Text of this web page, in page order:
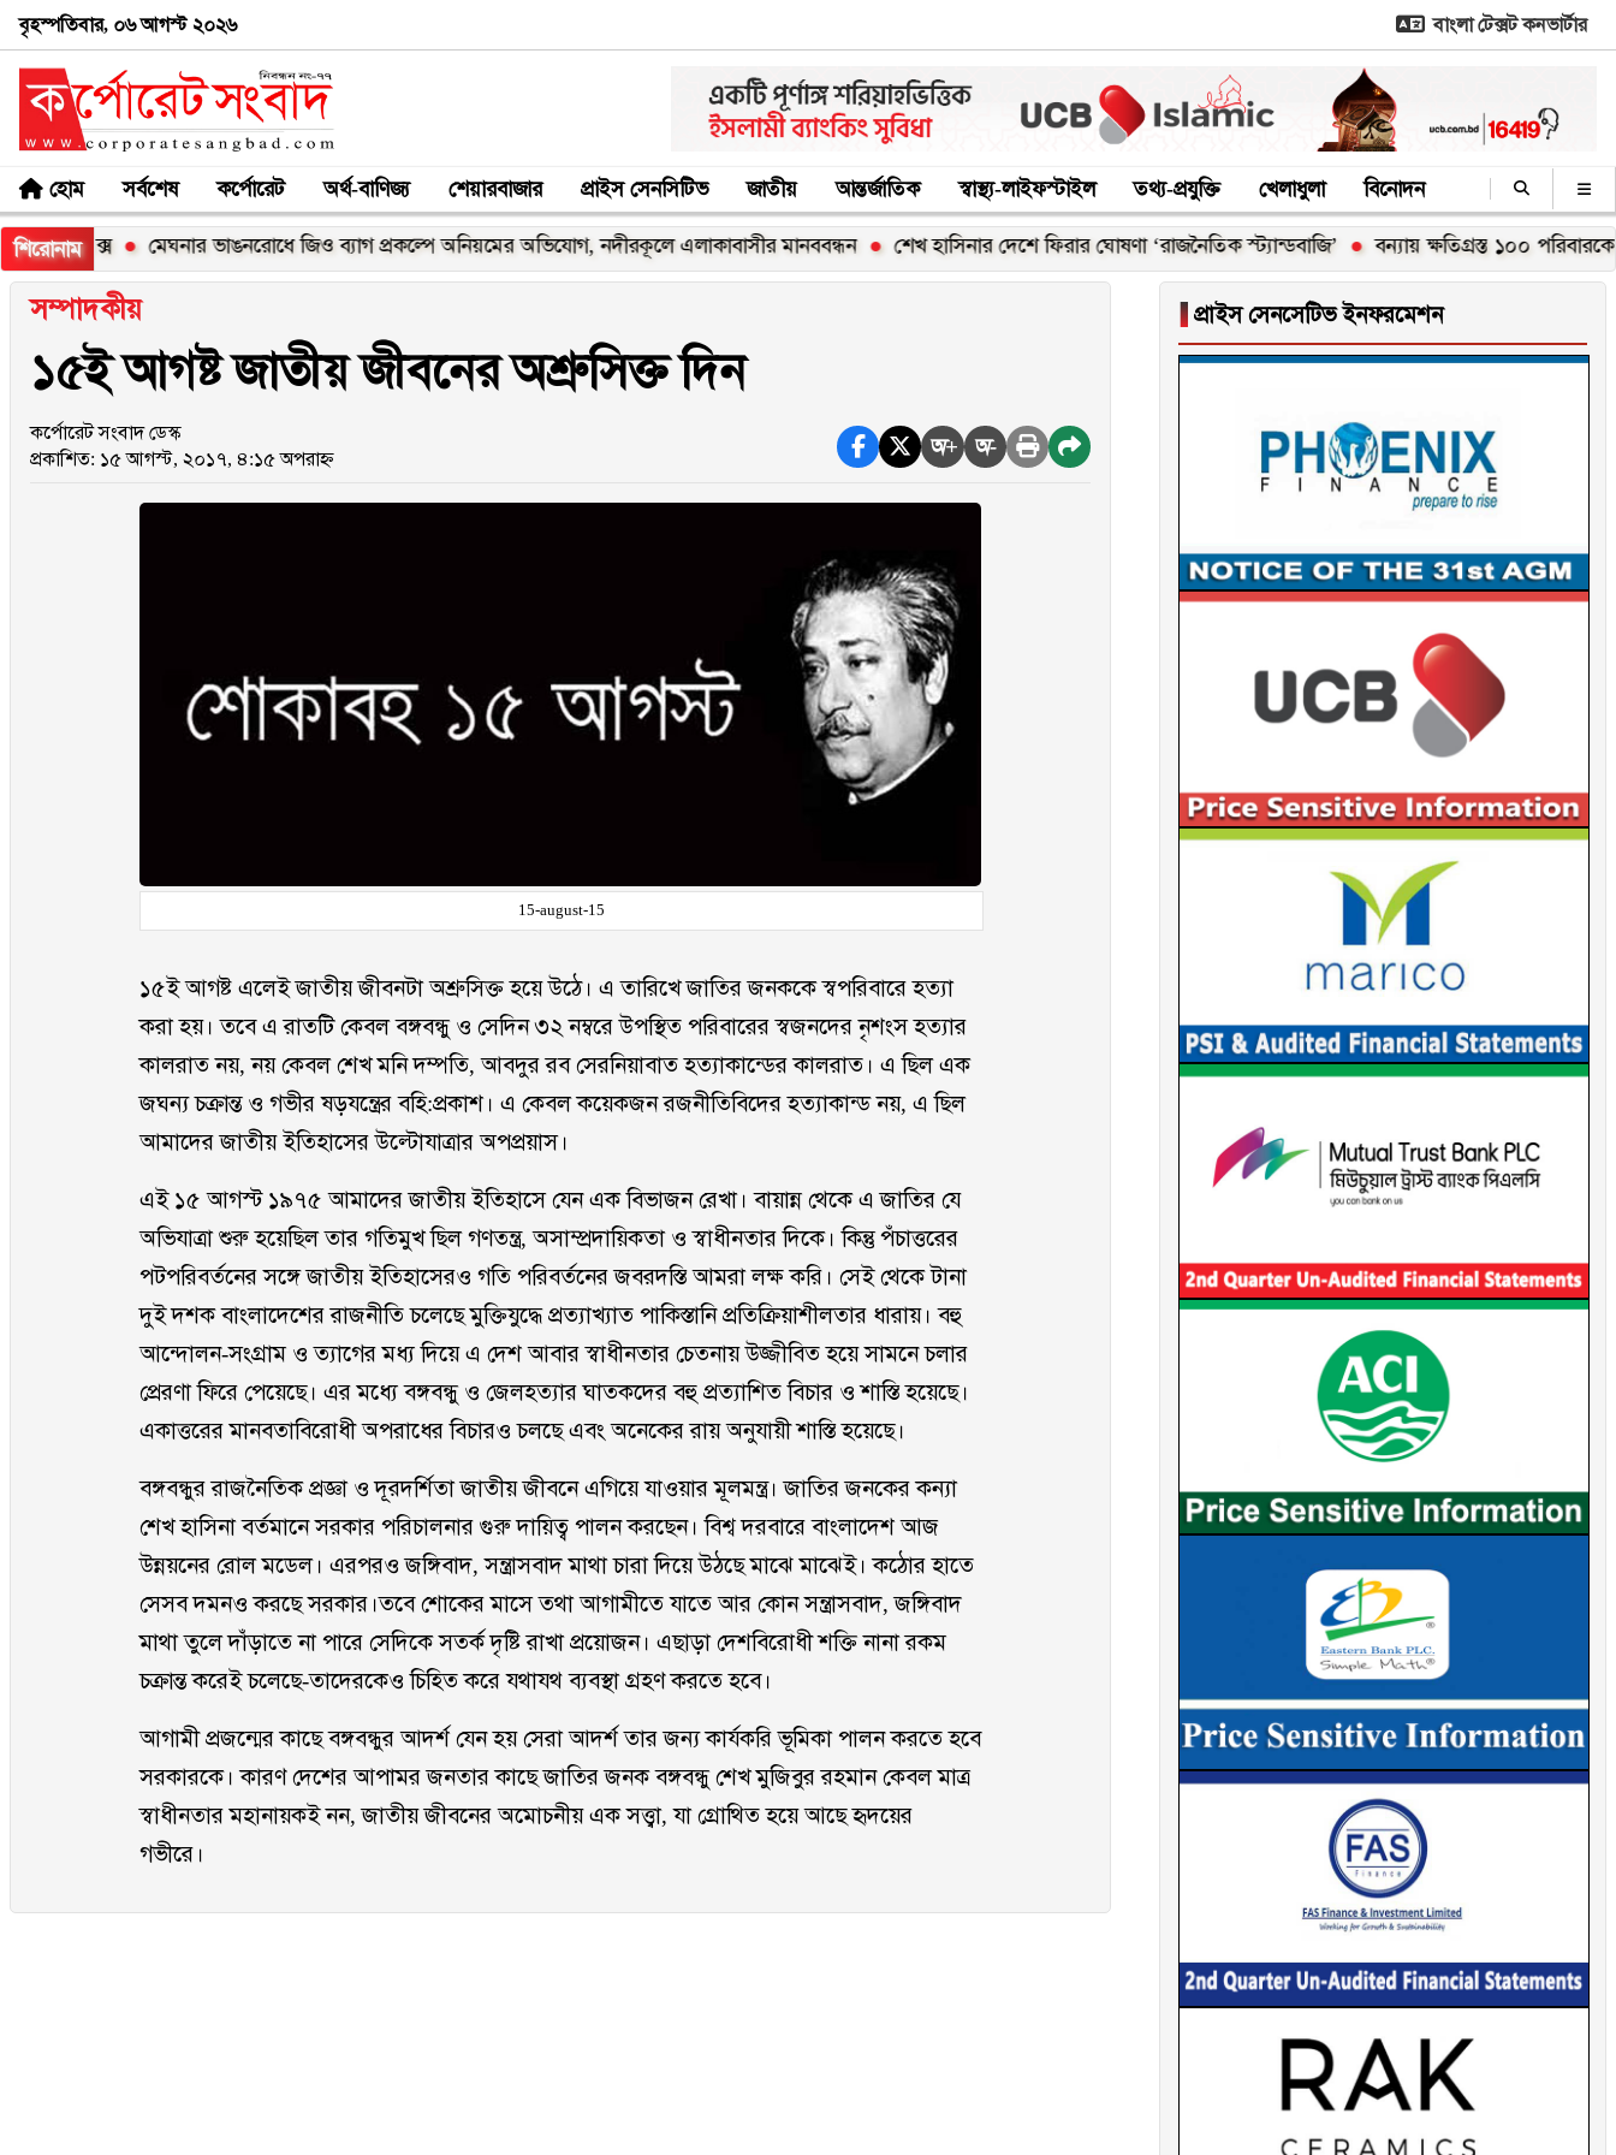
বৃহস্পতিবার, ০৬ আগস্ট ২০২৬ বাংলা টেক্সট কনভার্টার
হোম সর্বশেষ কর্পোরেট অর্থ-বাণিজ্য শেয়ারবাজার প্রাইস সেনসিটিভ জাতীয় আন্তর্জাতিক স্বাস্থ্য-লাইফস্টাইল তথ্য-প্রযুক্তি খেলাধুলা বিনোদন
শিরোনামমেঘনার ভাঙনরোধে জিও ব্যাগ প্রকল্পে অনিয়মের অভিযোগ, নদীরকূলে এলাকাবাসীর মানববন্ধন শেখ হাসিনার দেশে ফিরার ঘোষণা ‘রাজনৈতিক স্ট্যান্ডবাজি’ বন্যায় ক্ষতিগ্রস্ত ১০০ পরিবারকে নতুন ঘর
সম্পাদকীয়
১৫ই আগষ্ট জাতীয় জীবনের অশ্রুসিক্ত দিন
কর্পোরেট সংবাদ ডেস্ক
প্রকাশিত: ১৫ আগস্ট, ২০১৭, ৪:১৫ অপরাহ্ন
অ+ অ-
15-august-15
১৫ই আগষ্ট এলেই জাতীয় জীবনটা অশ্রুসিক্ত হয়ে উঠে। এ তারিখে জাতির জনককে স্বপরিবারে হত্যা
করা হয়। তবে এ রাতটি কেবল বঙ্গবন্ধু ও সেদিন ৩২ নম্বরে উপস্থিত পরিবারের স্বজনদের নৃশংস হত্যার
কালরাত নয়, নয় কেবল শেখ মনি দম্পতি, আবদুর রব সেরনিয়াবাত হত্যাকান্ডের কালরাত। এ ছিল এক
জঘন্য চক্রান্ত ও গভীর ষড়যন্ত্রের বহি:প্রকাশ। এ কেবল কয়েকজন রজনীতিবিদের হত্যাকান্ড নয়, এ ছিল
আমাদের জাতীয় ইতিহাসের উল্টোযাত্রার অপপ্রয়াস।
এই ১৫ আগস্ট ১৯৭৫ আমাদের জাতীয় ইতিহাসে যেন এক বিভাজন রেখা। বায়ান্ন থেকে এ জাতির যে
অভিযাত্রা শুরু হয়েছিল তার গতিমুখ ছিল গণতন্ত্র, অসাম্প্রদায়িকতা ও স্বাধীনতার দিকে। কিন্তু পঁচাত্তরের
পটপরিবর্তনের সঙ্গে জাতীয় ইতিহাসেরও গতি পরিবর্তনের জবরদস্তি আমরা লক্ষ করি। সেই থেকে টানা
দুই দশক বাংলাদেশের রাজনীতি চলেছে মুক্তিযুদ্ধে প্রত্যাখ্যাত পাকিস্তানি প্রতিক্রিয়াশীলতার ধারায়। বহু
আন্দোলন-সংগ্রাম ও ত্যাগের মধ্য দিয়ে এ দেশ আবার স্বাধীনতার চেতনায় উজ্জীবিত হয়ে সামনে চলার
প্রেরণা ফিরে পেয়েছে। এর মধ্যে বঙ্গবন্ধু ও জেলহত্যার ঘাতকদের বহু প্রত্যাশিত বিচার ও শাস্তি হয়েছে।
একাত্তরের মানবতাবিরোধী অপরাধের বিচারও চলছে এবং অনেকের রায় অনুযায়ী শাস্তি হয়েছে।
বঙ্গবন্ধুর রাজনৈতিক প্রজ্ঞা ও দূরদর্শিতা জাতীয় জীবনে এগিয়ে যাওয়ার মূলমন্ত্র। জাতির জনকের কন্যা
শেখ হাসিনা বর্তমানে সরকার পরিচালনার গুরু দায়িত্ব পালন করছেন। বিশ্ব দরবারে বাংলাদেশ আজ
উন্নয়নের রোল মডেল। এরপরও জঙ্গিবাদ, সন্ত্রাসবাদ মাথা চারা দিয়ে উঠছে মাঝে মাঝেই। কঠোর হাতে
সেসব দমনও করছে সরকার।তবে শোকের মাসে তথা আগামীতে যাতে আর কোন সন্ত্রাসবাদ, জঙ্গিবাদ
মাথা তুলে দাঁড়াতে না পারে সেদিকে সতর্ক দৃষ্টি রাখা প্রয়োজন। এছাড়া দেশবিরোধী শক্তি নানা রকম
চক্রান্ত করেই চলেছে-তাদেরকেও চিহ্তি করে যথাযথ ব্যবস্থা গ্রহণ করতে হবে।
আগামী প্রজন্মের কাছে বঙ্গবন্ধুর আদর্শ যেন হয় সেরা আদর্শ তার জন্য কার্যকরি ভূমিকা পালন করতে হবে
সরকারকে। কারণ দেশের আপামর জনতার কাছে জাতির জনক বঙ্গবন্ধু শেখ মুজিবুর রহমান কেবল মাত্র
স্বাধীনতার মহানায়কই নন, জাতীয় জীবনের অমোচনীয় এক সত্ত্বা, যা গ্রোথিত হয়ে আছে হৃদয়ের
গভীরে।
▐ প্রাইস সেনসেটিভ ইনফরমেশন